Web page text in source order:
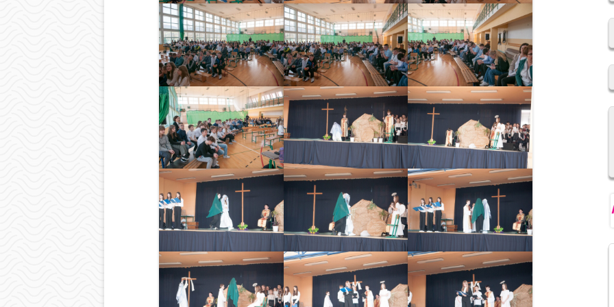
BIBLIOTEKA
ŚWIETLICA
PIELĘGNIARKA
SAMORZĄD UCZNIOWSKI
REGULAMIN SU SP IM. F.
ŚWIEBOCKIEGO W BARCICACH
OCHRONA DANYCH OSOBOWYCH
LOGOTYP
2019/2020
REKRUTACJA DO SZKÓŁ
PONADPODSTAWOWYCH